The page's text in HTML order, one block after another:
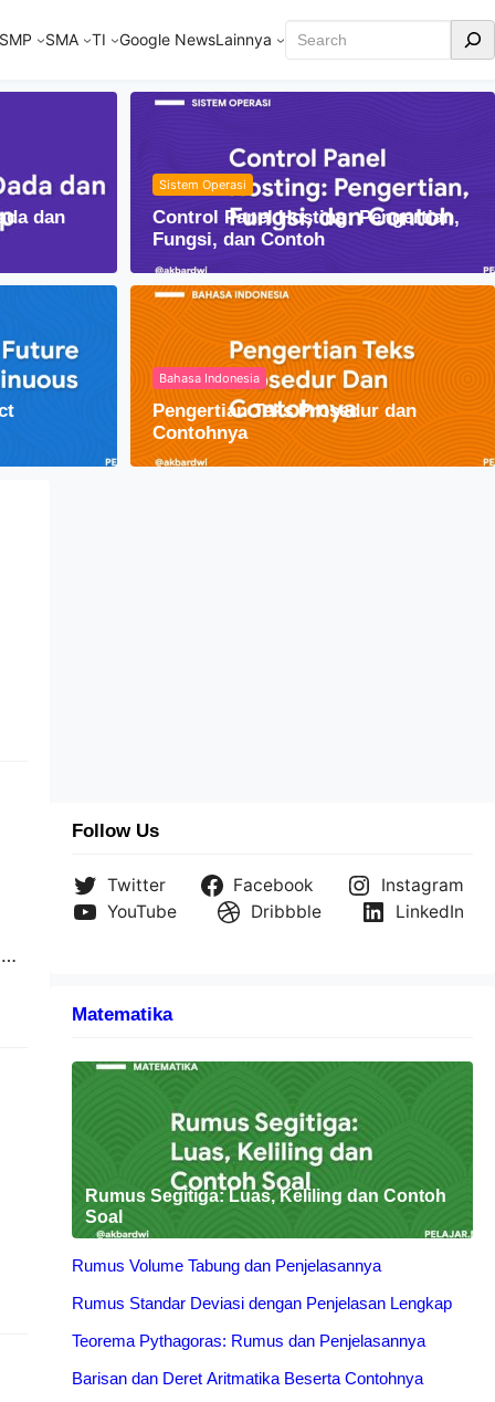
SMP SMA TI Google NewsLainnya Cari
Kehidupan Sehari-hari
dan
Sistem Operasi
Control Panel Hosting: Pengertian,
Fungsi, dan Contoh
Bahasa Indonesia
Pengertian Teks Prosedur dan
Contohnya
Follow Us
Twitter Facebook
Instagram
YouTube
Dribbble LinkedIn
Matematika
Rumus Segitiga: Luas, Keliling dan Contoh
Soal
Rumus Volume Tabung dan Penjelasannya
Rumus Standar Deviasi dengan Penjelasan Lengkap
Teorema Pythagoras: Rumus dan Penjelasannya
Barisan dan Deret Aritmatika Beserta Contohnya